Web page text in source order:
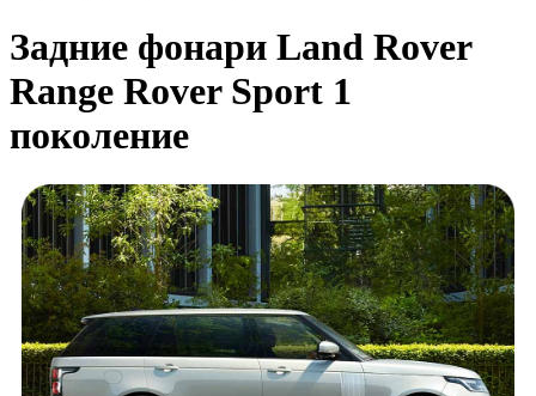
Задние фонари Land Rover
Range Rover Sport 1
поколение